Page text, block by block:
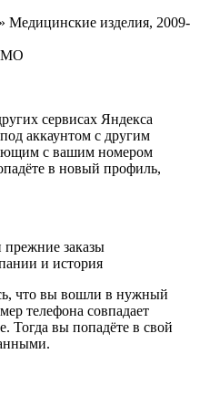
изделия, 2009-
сервисах Яндекса
аккаунтом с другим
с вашим номером
в новый профиль,
заказы
и история
что вы вошли в нужный
телефона совпадает
Тогда вы попадёте в свой